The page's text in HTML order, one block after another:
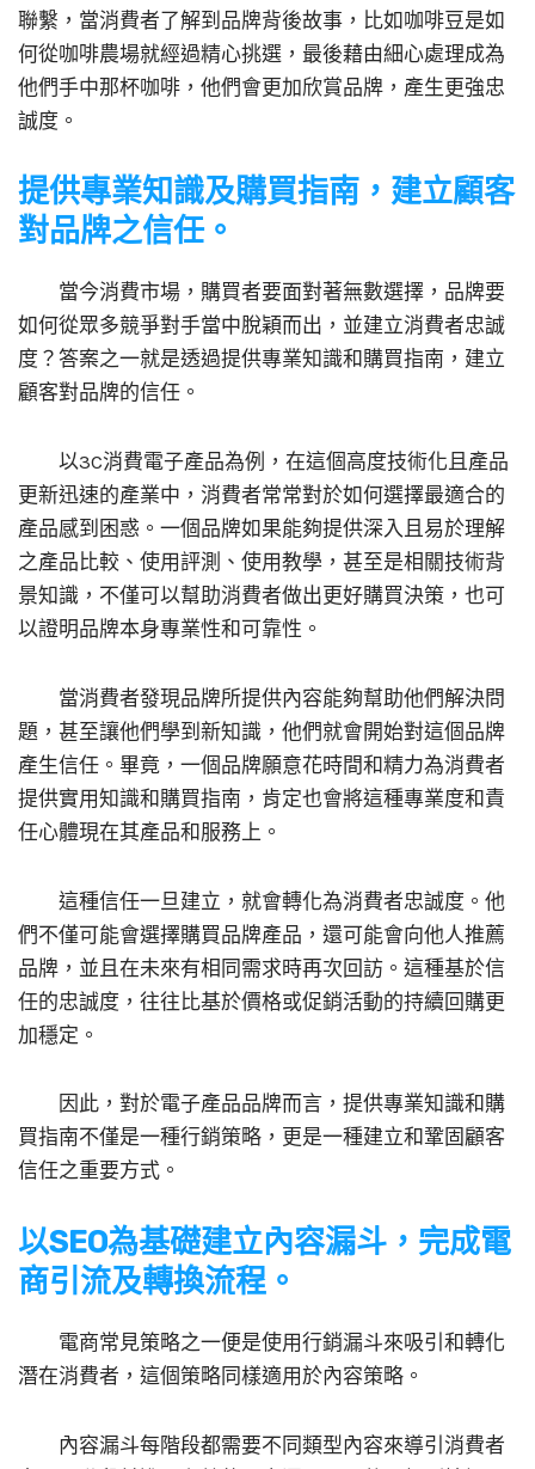
聯繫，當消費者了解到品牌背後故事，比如咖啡豆是如
何從咖啡農場就經過精心挑選，最後藉由細心處理成為
他們手中那杯咖啡，他們會更加欣賞品牌，產生更強忠
誠度。
提供專業知識及購買指南，建立顧客
對品牌之信任。
當今消費市場，購買者要面對著無數選擇，品牌要
如何從眾多競爭對手當中脫穎而出，並建立消費者忠誠
度？答案之一就是透過提供專業知識和購買指南，建立
顧客對品牌的信任。
以3C消費電子產品為例，在這個高度技術化且產品
更新迅速的產業中，消費者常常對於如何選擇最適合的
產品感到困惑。一個品牌如果能夠提供深入且易於理解
之產品比較、使用評測、使用教學，甚至是相關技術背
景知識，不僅可以幫助消費者做出更好購買決策，也可
以證明品牌本身專業性和可靠性。
當消費者發現品牌所提供內容能夠幫助他們解決問
題，甚至讓他們學到新知識，他們就會開始對這個品牌
產生信任。畢竟，一個品牌願意花時間和精力為消費者
提供實用知識和購買指南，肯定也會將這種專業度和責
任心體現在其產品和服務上。
這種信任一旦建立，就會轉化為消費者忠誠度。他
們不僅可能會選擇購買品牌產品，還可能會向他人推薦
品牌，並且在未來有相同需求時再次回訪。這種基於信
任的忠誠度，往往比基於價格或促銷活動的持續回購更
加穩定。
因此，對於電子產品品牌而言，提供專業知識和購
買指南不僅是一種行銷策略，更是一種建立和鞏固顧客
信任之重要方式。
以SEO為基礎建立內容漏斗，完成電
商引流及轉換流程。
電商常見策略之一便是使用行銷漏斗來吸引和轉化
潛在消費者，這個策略同樣適用於內容策略。
內容漏斗每階段都需要不同類型內容來導引消費者